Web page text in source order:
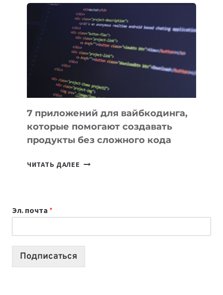
ПОЛЕЗНЫХ
ИНСТРУМЕНТОВ
ДЛЯ
РАБОТЫ
7 приложений для вайбкодинга,
которые помогают создавать
продукты без сложного кода
ЧИТАТЬ ДАЛЕЕ
СОЗДАВАТЬ
ПРОДУКТЫ
Эл. почта *
Подписаться